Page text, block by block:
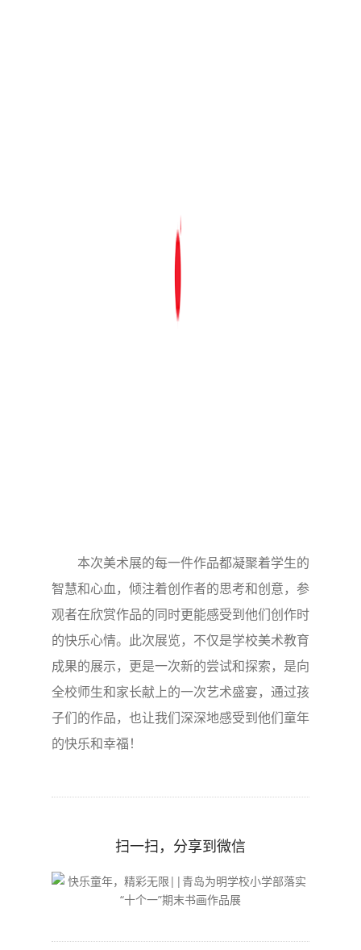
本次美术展的每一件作品都凝聚着学生的
智慧和心血，倾注着创作者的思考和创意，参
观者在欣赏作品的同时更能感受到他们创作时
的快乐心情。此次展览，不仅是学校美术教育
成果的展示，更是一次新的尝试和探索，是向
全校师生和家长献上的一次艺术盛宴，通过孩
子们的作品，也让我们深深地感受到他们童年
的快乐和幸福！
扫一扫，分享到微信